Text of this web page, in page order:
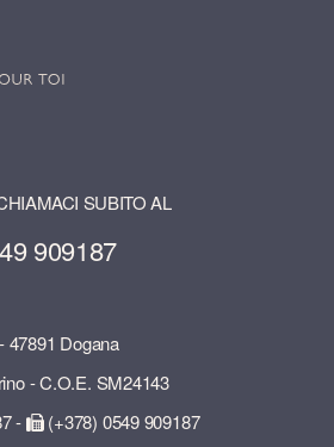
SUBITO AL
909187
47891 Dogana
- C.O.E. SM24143
-
(+378) 0549 909187